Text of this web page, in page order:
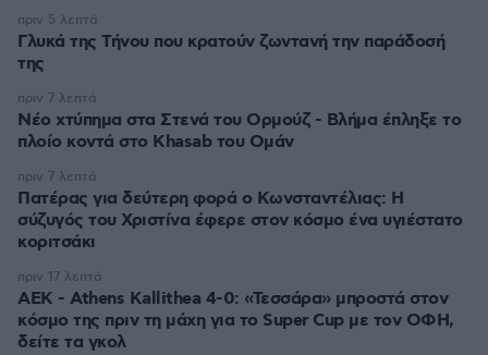
Γλυκά της Τήνου που κρατούν ζωντανή την παράδοσή
της
πριν 5 λεπτά
Νέο χτύπημα στα Στενά του Ορμούζ - Βλήμα έπληξε το
πλοίο κοντά στο Khasab του Ομάν
πριν 7 λεπτά
Πατέρας για δεύτερη φορά ο Κωνσταντέλιας: Η
σύζυγός του Χριστίνα έφερε στον κόσμο ένα υγιέστατο
κοριτσάκι
πριν 7 λεπτά
ΑΕΚ - Athens Kallithea 4-0: «Τεσσάρα» μπροστά στον
κόσμο της πριν τη μάχη για το Super Cup με τον ΟΦΗ,
δείτε τα γκολ
πριν 17 λεπτά